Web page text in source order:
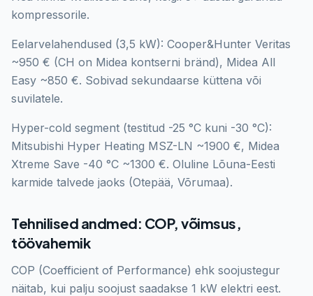
kompressorile.
Eelarvelahendused (3,5 kW): Cooper&Hunter Veritas
~950 € (CH on Midea kontserni bränd), Midea All
Easy ~850 €. Sobivad sekundaarse küttena või
suvilatele.
Hyper-cold segment (testitud -25 °C kuni -30 °C):
Mitsubishi Hyper Heating MSZ-LN ~1900 €, Midea
Xtreme Save -40 °C ~1300 €. Oluline Lõuna-Eesti
karmide talvede jaoks (Otepää, Võrumaa).
Tehnilised andmed: COP, võimsus,
töövahemik
COP (Coefficient of Performance) ehk soojustegur
näitab, kui palju soojust saadakse 1 kW elektri eest.